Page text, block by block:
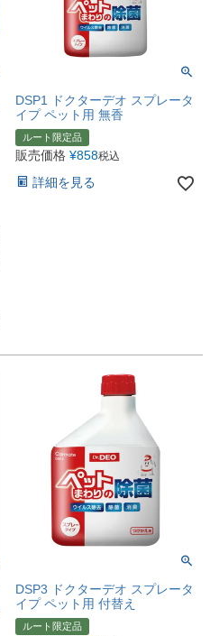
DSP1 ドクターデオ スプレータ
イプ ペット用 無香
ルート限定品
販売価格 ¥858税込
詳細を見る
DSP3 ドクターデオ スプレータ
イプ ペット用 付替え
ルート限定品